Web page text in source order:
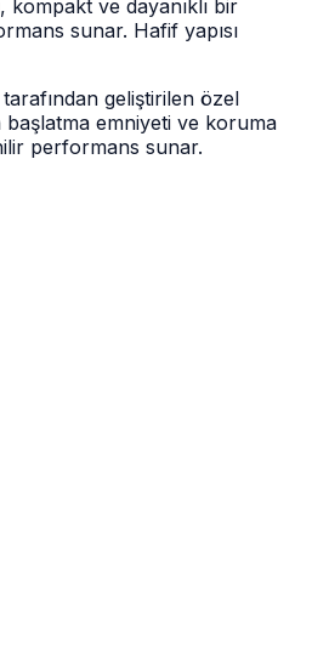
ve dayanıklı bir
sunar. Hafif yapısı
geliştirilen özel
başlatma emniyeti ve koruma
performans sunar.